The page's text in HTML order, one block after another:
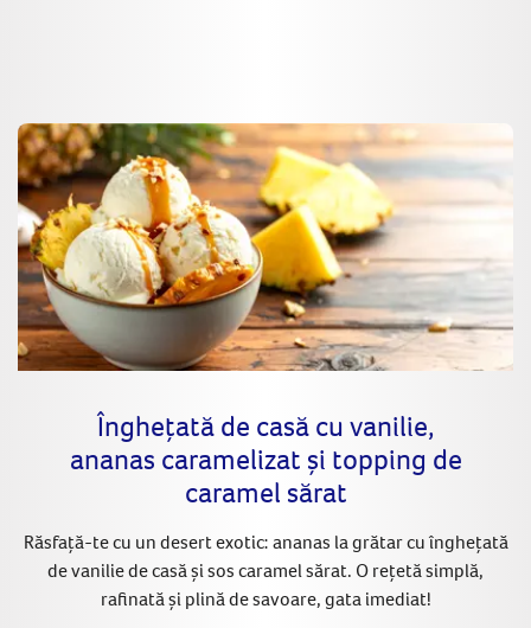
Înghețată de casă cu vanilie,
ananas caramelizat și topping de
caramel sărat
Răsfață-te cu un desert exotic: ananas la grătar cu înghețată
de vanilie de casă și sos caramel sărat. O rețetă simplă,
rafinată și plină de savoare, gata imediat!